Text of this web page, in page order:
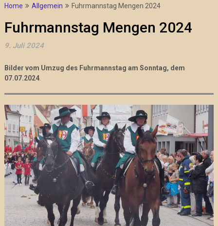
Home Allgemein Fuhrmannstag Mengen 2024
Fuhrmannstag Mengen 2024
9. Juli 2024
Bilder vom Umzug des Fuhrmannstag am Sonntag, dem
07.07.2024.